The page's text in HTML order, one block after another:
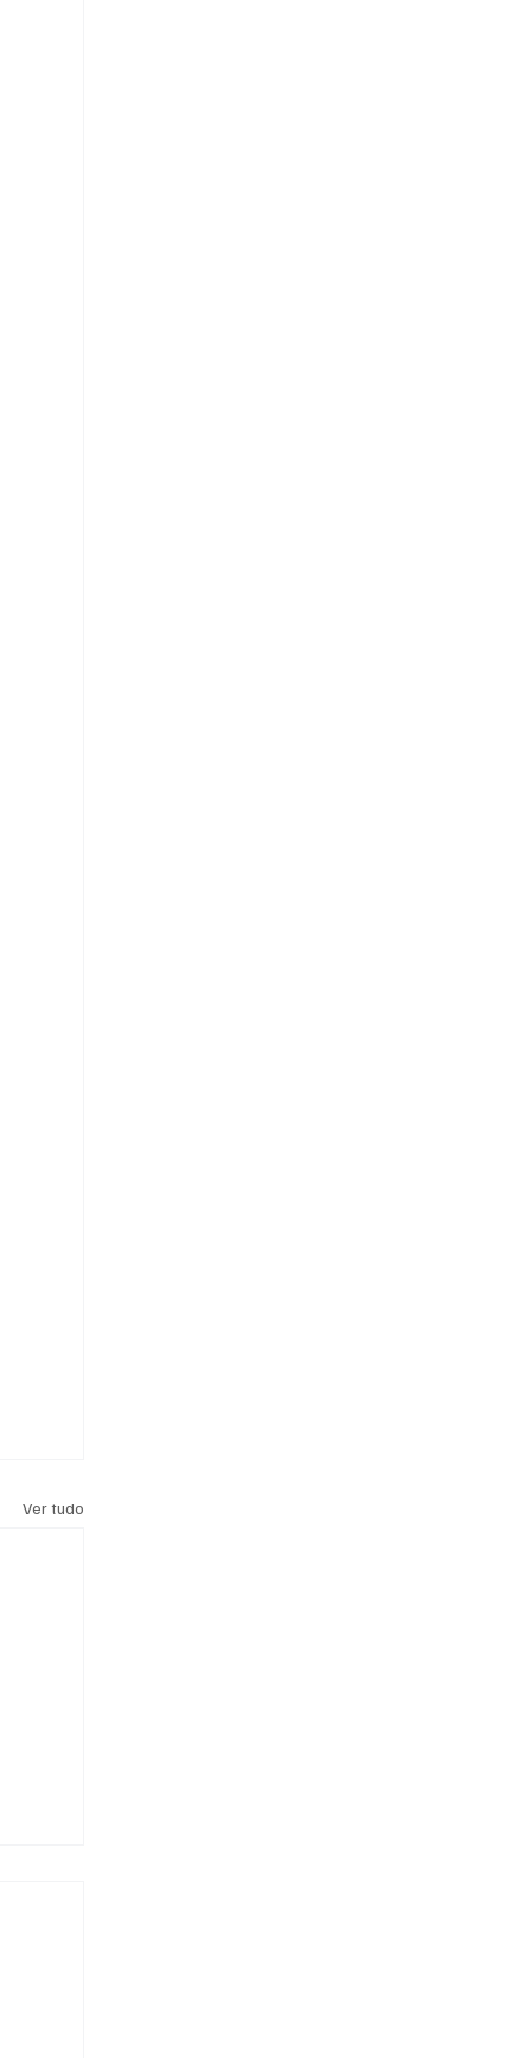
Ver tudo